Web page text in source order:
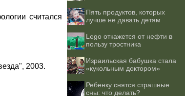
считался
2003.
Пять продуктов, которых
лучше не давать детям
Lego откажется от нефти в
пользу тростника
Израильская бабушка стала
«кукольным доктором»
Ребенку снятся страшные
сны: что делать?